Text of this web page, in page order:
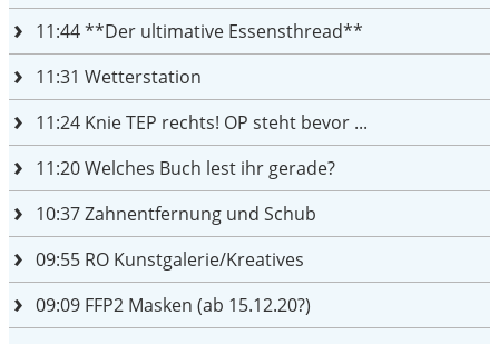
11:44**Der ultimative Essensthread**
11:31 Wetterstation
11:24 Knie TEP rechts! OP steht bevor ...
11:20Welches Buch lest ihr gerade?
10:37Zahnentfernung und Schub
09:55 RO Kunstgalerie/Kreatives
09:09 FFP2 Masken (ab 15.12.20?)